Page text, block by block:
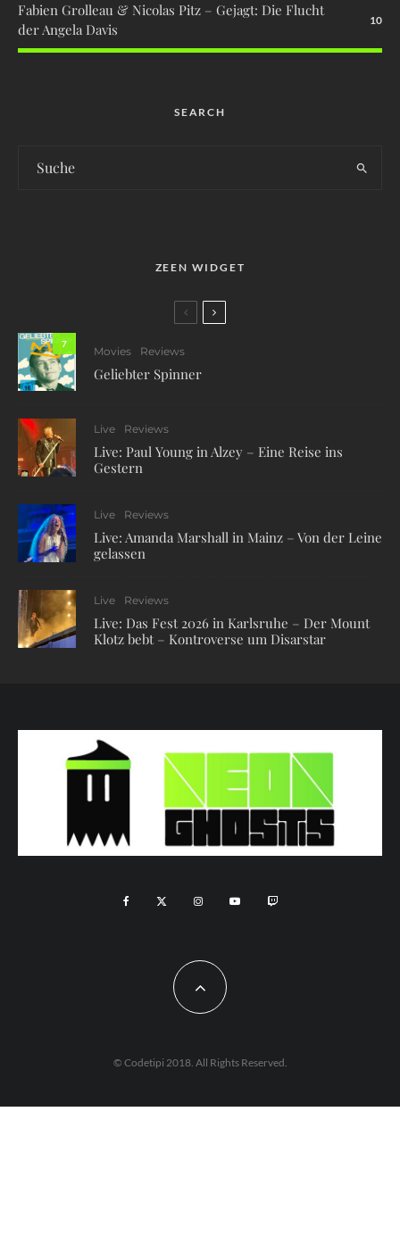
Fabien Grolleau & Nicolas Pitz – Gejagt: Die Flucht
der Angela Davis
10
SEARCH
ZEEN WIDGET
7
Movies Reviews
Geliebter Spinner
Live Reviews
Live: Paul Young in Alzey – Eine Reise ins
Gestern
Live Reviews
Live: Amanda Marshall in Mainz – Von der Leine
gelassen
Live Reviews
Live: Das Fest 2026 in Karlsruhe – Der Mount
Klotz bebt – Kontroverse um Disarstar
© Codetipi 2018. All Rights Reserved.